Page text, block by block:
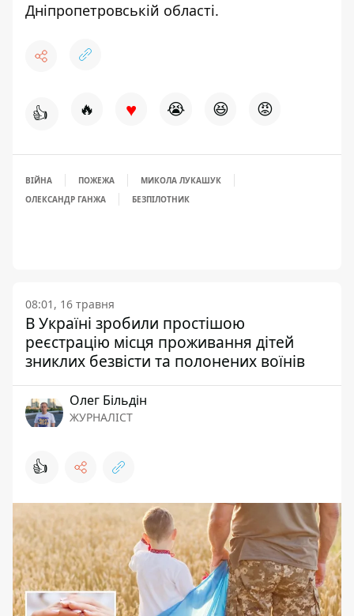
Дніпропетровській області.
👍 🔥 ♥ 😭 😆 😡
ВІЙНА ПОЖЕЖА
МИКОЛА ЛУКАШУК
ОЛЕКСАНДР ГАНЖА
БЕЗПІЛОТНИК
08:01, 16 травня
В Україні зробили простішою
реєстрацію місця проживання дітей
зниклих безвісти та полонених воїнів
Олег Більдін
ЖУРНАЛІСТ
👍